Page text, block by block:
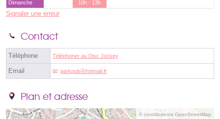
Dimanche
10h - 13h
Signaler une erreur
Contact
Téléphone Téléphoner au Disc Jockey
Email parkpubⓐhotmail.fr
Plan et adresse
© contributeurs OpenStreetMap